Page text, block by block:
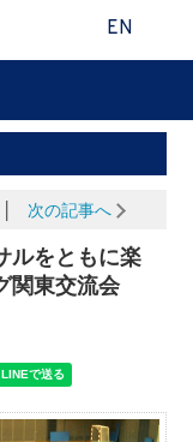
EN
次の記事へ
ルをともに楽
関東交流会